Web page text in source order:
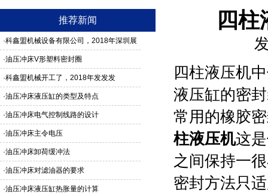
推荐新闻
·科鑫盟机械设备有限公司，2018年深圳展
馆3G24号，欢迎新老客户莅临参观
·油压冲床V形塑料密封圈
·科鑫盟机械开工了，2018年发发发
·油压冲床液压缸的类型及特点
·油压冲床电气控制线路的设计
·油压冲床主令电压
·油压冲床卸荷缓冲法
·油压冲床对滤油器的要求
·油压冲床液压缸热胀量的计算
四
四柱液压机
液压缸的密
常用的橡胶
柱液压机这
之间保持一
密封方法只